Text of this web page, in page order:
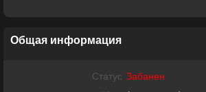
Общая информация
Статус Забанен